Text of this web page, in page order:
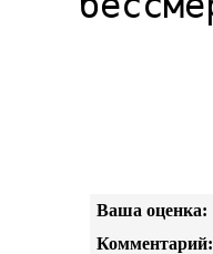
Ваша оценка:
Комментарий: